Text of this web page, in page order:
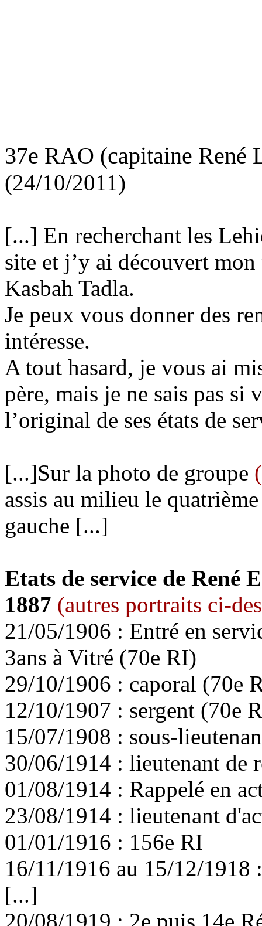
37e RAO (capitaine René
(24/10/2011)
[...] En recherchant les
site et j’y ai découvert
Kasbah Tadla.
Je peux vous donner des
intéresse.
A tout hasard, je vous ai
père, mais je ne sais pas si
l’original de ses états de
[...]Sur la photo de groupe
assis au milieu le
gauche [...]
Etats de service de René
1887 (autres portraits ci-
21/05/1906 : Entré en
3ans à Vitré (70e RI)
29/10/1906 : caporal (70e
12/10/1907 : sergent (70e
15/07/1908 : sous-
30/06/1914 : lieutenant de
01/08/1914 : Rappelé en
23/08/1914 : lieutenant
01/01/1916 : 156e RI
16/11/1916 au 15/12/1918
[...]